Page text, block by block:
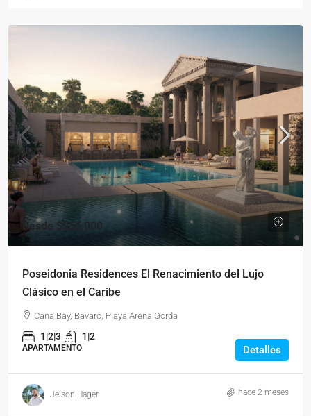
Desde $255,000
Poseidonia Residences El Renacimiento del Lujo
Clásico en el Caribe
Cana Bay, Bavaro, Playa Arena Gorda
1|2|3 1|2
APARTAMENTO Detalles
Jeison Hager hace 2 meses